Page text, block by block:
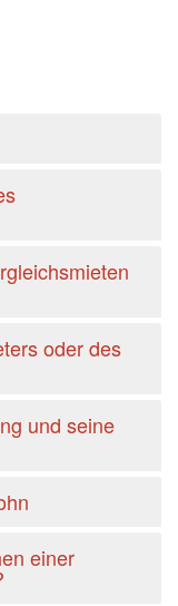
oder des
und seine
einer